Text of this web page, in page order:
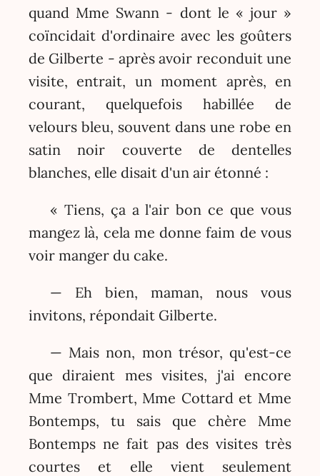
quand Mme Swann - dont le « jour »
coïncidait d'ordinaire avec les goûters
de Gilberte - après avoir reconduit une
visite, entrait, un moment après, en
courant, quelquefois habillée de
velours bleu, souvent dans une robe en
satin noir couverte de dentelles
blanches, elle disait d'un air étonné :
« Tiens, ça a l'air bon ce que vous
mangez là, cela me donne faim de vous
voir manger du cake.
— Eh bien, maman, nous vous
invitons, répondait Gilberte.
— Mais non, mon trésor, qu'est-ce
que diraient mes visites, j'ai encore
Mme Trombert, Mme Cottard et Mme
Bontemps, tu sais que chère Mme
Bontemps ne fait pas des visites très
courtes et elle vient seulement